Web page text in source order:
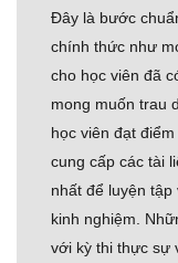
Đây là bước
chính thức như
cho học viên đã
mong muốn trau
học viên đạt
cung cấp các tài
nhất để luyện
kinh nghiệm.
với kỳ thi thực sự